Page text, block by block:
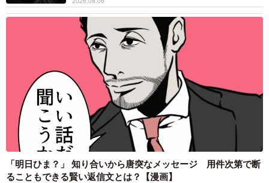
「明日ひま？」 知り合いから唐突なメッセージ 用件次第で断
ることもできる賢い返信文とは？【漫画】